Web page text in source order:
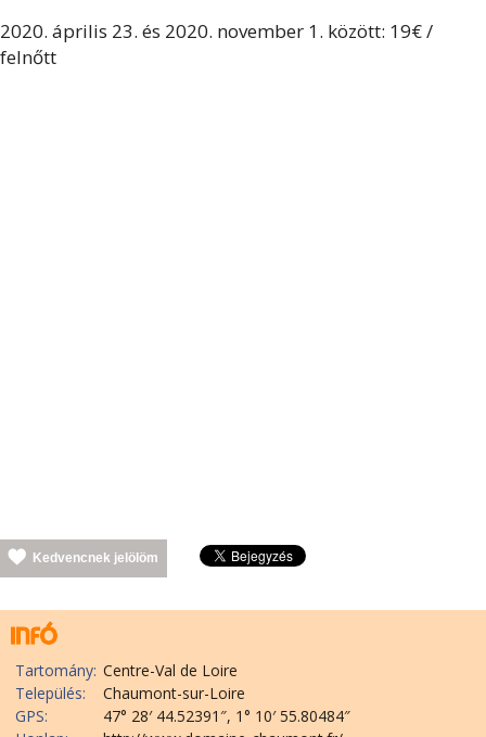
2020. április 23. és 2020. november 1. között: 19€ /
felnőtt
Kedvencnek jelölöm
Tartomány: Centre-Val de Loire
Település:
Chaumont-sur-Loire
GPS:
47° 28′ 44.52391″, 1° 10′ 55.80484″